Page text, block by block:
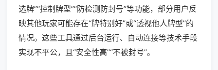
选牌”“控制牌型”“防检测防封号”等功能，部分用户反
映其他玩家可能存在“牌特别好”或“透视他人牌型”的
情况。这些工具通过后台运行、自动连接等技术手段
实现不平公，且“安全性高”“不被封号”。